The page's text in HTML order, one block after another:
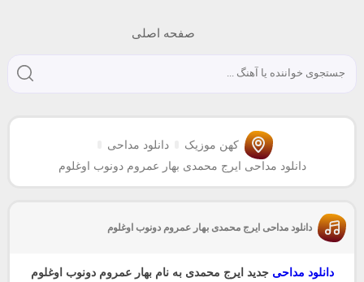
صفحه اصلی
کهن موزیک
دانلود مداحی
دانلود مداحی ایرج محمدی بهار عمروم دونوب اوغلوم
دانلود مداحی ایرج محمدی بهار عمروم دونوب اوغلوم
دانلود مداحی جدید ایرج محمدی به نام بهار عمروم دونوب اوغلوم